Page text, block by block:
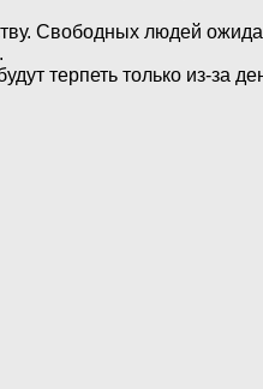
Свободных людей
терпеть только из-за